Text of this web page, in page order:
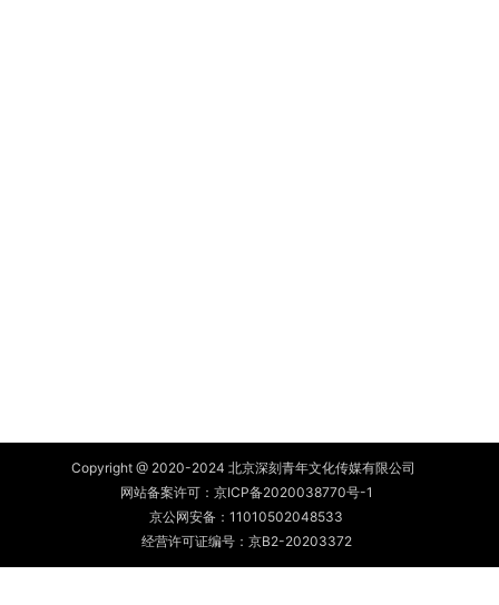
Copyright @ 2020-2024 北京深刻青年文化传媒有限公司
网站备案许可： 京ICP备2020038770号-1
京公网安备： 11010502048533
经营许可证编号：京B2-20203372